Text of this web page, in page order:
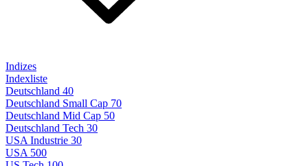
Indizes
Indexliste
Deutschland 40
Deutschland Small Cap 70
Deutschland Mid Cap 50
Deutschland Tech 30
USA Industrie 30
USA 500